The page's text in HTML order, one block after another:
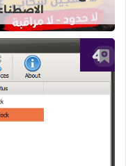
أضف إلى العلامات